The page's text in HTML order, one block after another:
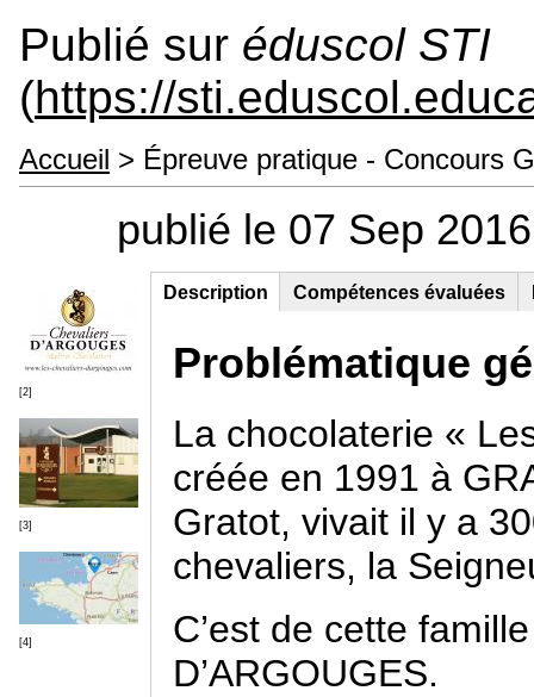
Publié sur éduscol STI
(https://
Accueil > Épreuve pratique - Concours
publié le 07 Sep
[2]
[3]
[4]
Groupe principal
Description (onglet
actif)
Compétences évaluées
Problématique
La chocolaterie «
créée en 1991 à
Gratot, vivait il y a
chevaliers, la
C’est de cette
D’ARGOUGES.